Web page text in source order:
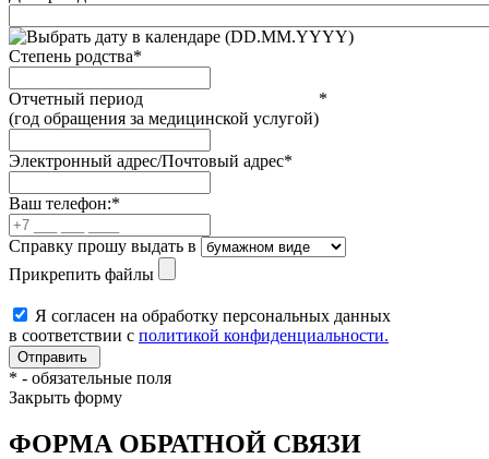
(DD.MM.YYYY)
Степень родства*
Отчетный период
(год обращения за медицинской услугой)
*
Электронный адрес/Почтовый адрес*
Ваш телефон:*
Справку прошу выдать в
Прикрепить файлы
Я согласен на обработку персональных данных
в соответствии с политикой конфиденциальности.
* - обязательные поля
Закрыть форму
ФОРМА ОБРАТНОЙ СВЯЗИ